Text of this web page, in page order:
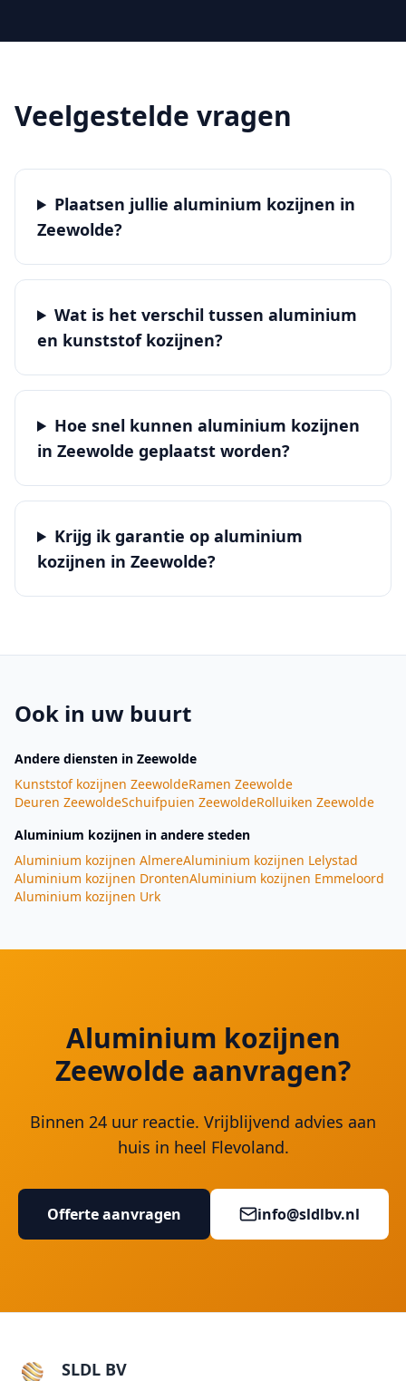
Veelgestelde vragen
Plaatsen jullie aluminium kozijnen in
Zeewolde?
Wat is het verschil tussen aluminium
en kunststof kozijnen?
Hoe snel kunnen aluminium kozijnen
in Zeewolde geplaatst worden?
Krijg ik garantie op aluminium
kozijnen in Zeewolde?
Ook in uw buurt
Andere diensten in Zeewolde
Kunststof kozijnen ZeewoldeRamen Zeewolde
Deuren ZeewoldeSchuifpuien ZeewoldeRolluiken Zeewolde
Aluminium kozijnen in andere steden
Aluminium kozijnen AlmereAluminium kozijnen Lelystad
Aluminium kozijnen DrontenAluminium kozijnen Emmeloord
Aluminium kozijnen Urk
Aluminium kozijnen
Zeewolde aanvragen?
Binnen 24 uur reactie. Vrijblijvend advies aan
huis in heel Flevoland.
Offerte aanvragen info@sldlbv.nl
SLDL BV